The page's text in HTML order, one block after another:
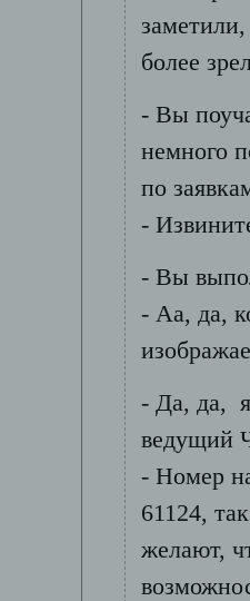
более
- Вы
немного
по
-
- Вы
- Аа, да,
- Да, да, я
ведущий
- Номер
61124,
желают,